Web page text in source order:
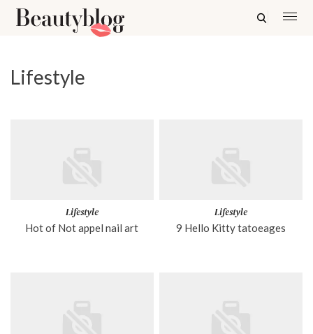
Lifestyle
Lifestyle
Hot of Not appel nail art
Lifestyle
9 Hello Kitty tatoeages